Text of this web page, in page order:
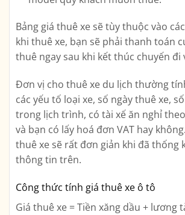
Bảng giá thuê xe sẽ tùy thuộc vào
khi thuê xe, bạn sẽ phải thanh toán
thuê ngay sau khi kết thúc chuyến đi
Đơn vị cho thuê xe du lịch thường
các yếu tố loại xe, số ngày thuê xe,
trong lịch trình, có tài xế ăn nghỉ
và bạn có lấy hoá đơn VAT hay
thuê xe sẽ rất đơn giản khi đã thống
thông tin trên.
Công thức tính giá thuê xe ô tô
Giá thuê xe = Tiền xăng dầu + lương